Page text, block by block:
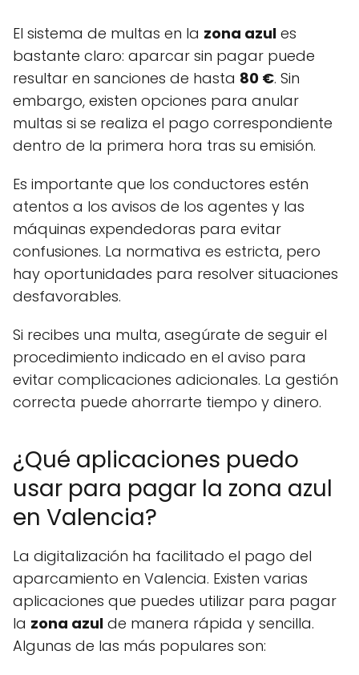
El sistema de multas en la zona azul es
bastante claro: aparcar sin pagar puede
resultar en sanciones de hasta 80 €. Sin
embargo, existen opciones para anular
multas si se realiza el pago correspondiente
dentro de la primera hora tras su emisión.
Es importante que los conductores estén
atentos a los avisos de los agentes y las
máquinas expendedoras para evitar
confusiones. La normativa es estricta, pero
hay oportunidades para resolver situaciones
desfavorables.
Si recibes una multa, asegúrate de seguir el
procedimiento indicado en el aviso para
evitar complicaciones adicionales. La gestión
correcta puede ahorrarte tiempo y dinero.
¿Qué aplicaciones puedo
usar para pagar la zona azul
en Valencia?
La digitalización ha facilitado el pago del
aparcamiento en Valencia. Existen varias
aplicaciones que puedes utilizar para pagar
la zona azul de manera rápida y sencilla.
Algunas de las más populares son: